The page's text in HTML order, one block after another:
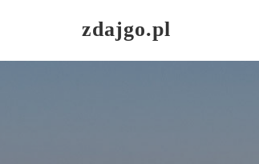
zdajgo.pl